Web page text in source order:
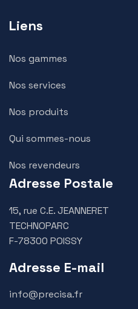
Liens
Nos gammes
Nos services
Nos produits
Qui sommes-nous
Nos revendeurs
Adresse Postale
15, rue C.E. JEANNERET
TECHNOPARC
F-78300 POISSY
Adresse E-mail
info@precisa.fr